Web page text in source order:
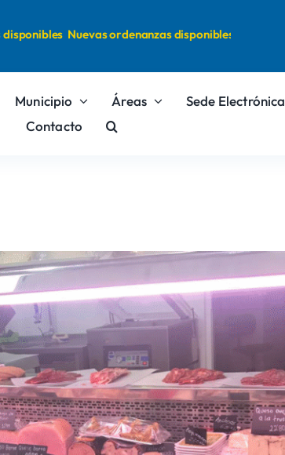
Nuevas ordenanzas disponibles
Municipio Áreas
Sede Electrónica
Contacto